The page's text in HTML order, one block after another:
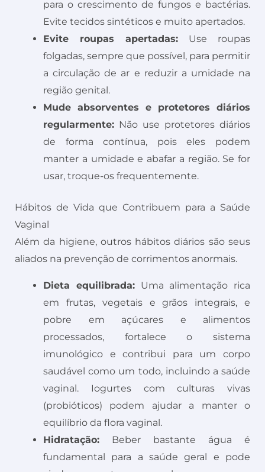
para o crescimento de fungos e bactérias.
Evite tecidos sintéticos e muito apertados.
Evite roupas apertadas: Use roupas
folgadas, sempre que possível, para permitir
a circulação de ar e reduzir a umidade na
região genital.
Mude absorventes e protetores diários
regularmente: Não use protetores diários
de forma contínua, pois eles podem
manter a umidade e abafar a região. Se for
usar, troque-os frequentemente.
Hábitos de Vida que Contribuem para a Saúde
Vaginal
Além da higiene, outros hábitos diários são seus
aliados na prevenção de corrimentos anormais.
Dieta equilibrada:Uma alimentação rica
em frutas, vegetais e grãos integrais, e
pobre em açúcares e alimentos
processados, fortalece o sistema
imunológico e contribui para um corpo
saudável como um todo, incluindo a saúde
vaginal. Iogurtes com culturas vivas
(probióticos) podem ajudar a manter o
equilíbrio da flora vaginal.
Hidratação: Beber bastante água é
fundamental para a saúde geral e pode